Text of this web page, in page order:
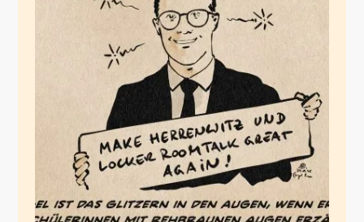
Verhagelt
Februar 27, 2026